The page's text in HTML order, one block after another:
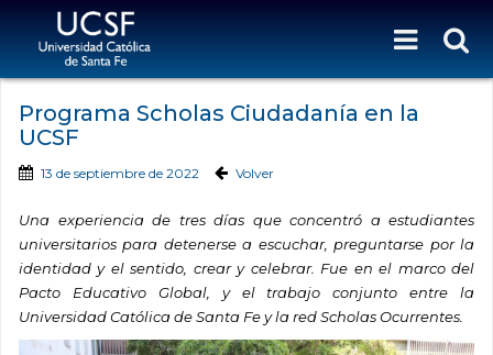
Programa Scholas Ciudadanía en la
UCSF
13 de septiembre de 2022 Volver
Una experiencia de tres días que concentró a estudiantes
universitarios para detenerse a escuchar, preguntarse por la
identidad y el sentido, crear y celebrar. Fue en el marco del
Pacto Educativo Global, y el trabajo conjunto entre la
Universidad Católica de Santa Fe y la red Scholas Ocurrentes.